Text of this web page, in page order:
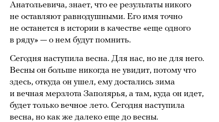
Анатольевича, знает, что ее результаты никого
не оставляют равнодушными. Его имя точно
не останется в истории в качестве «еще одного
в ряду» — о нем будут помнить.
Сегодня наступила весна. Для нас, но не для него.
Весны он больше никогда не увидит, потому что
здесь, откуда он ушел, ему достались зима
и вечная мерзлота Заполярья, а там, куда он идет,
будет только вечное лето. Сегодня наступила
весна, но как же далеко еще до весны.